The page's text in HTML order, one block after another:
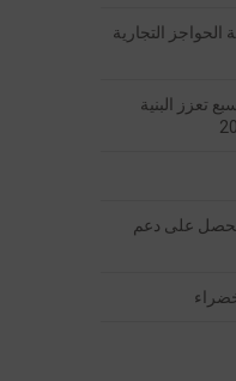
التجارية
تعزز البنية
يحصل على دعم